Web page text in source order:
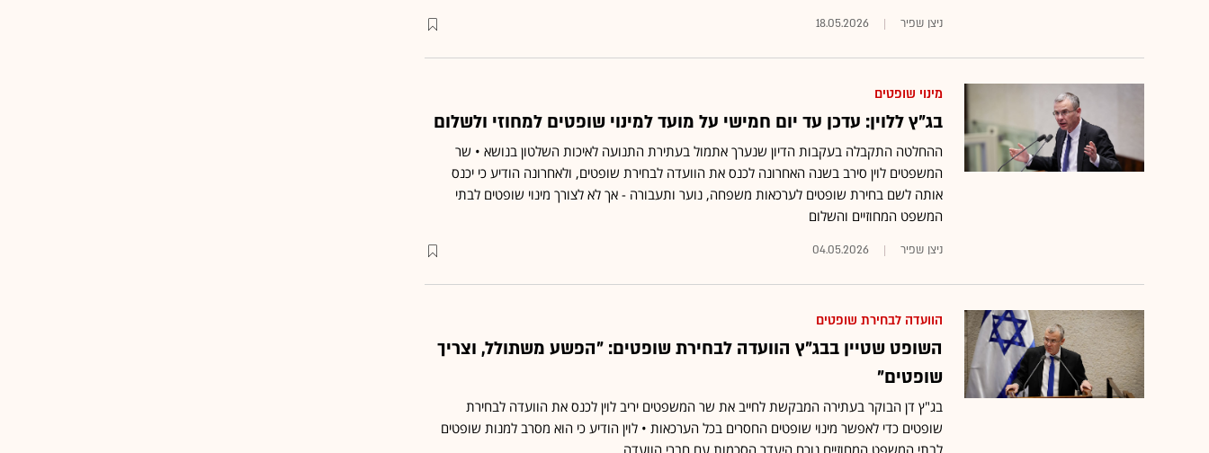
ניצן שפיר 18.05.2026
מינוי שופטים
בג"ץ ללוין: עדכן עד יום חמישי על מועד למינוי שופטים למחוזי ולשלום
ההחלטה התקבלה בעקבות הדיון שנערך אתמול בעתירת התנועה לאיכות השלטון בנושא • שר
המשפטים לוין סירב בשנה האחרונה לכנס את הוועדה לבחירת שופטים, ולאחרונה הודיע כי יכנס
אותה לשם בחירת שופטים לערכאות משפחה, נוער ותעבורה - אך לא לצורך מינוי שופטים לבתי
המשפט המחוזיים והשלום
ניצן שפיר 04.05.2026
הוועדה לבחירת שופטים
השופט שטיין בבג"ץ הוועדה לבחירת שופטים: "הפשע משתולל, וצריך
שופטים"
בג"ץ דן הבוקר בעתירה המבקשת לחייב את שר המשפטים יריב לוין לכנס את הוועדה לבחירת
שופטים כדי לאפשר מינוי שופטים החסרים בכל הערכאות • לוין הודיע כי הוא מסרב למנות שופטים